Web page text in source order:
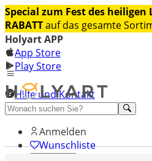
Special zum Fest des
RABATTauf das gesamte
Holyart APP
App Store
Play Store
Hilfe und Kontakt
Entdecken Sie Premium
Anmelden
Wunschliste